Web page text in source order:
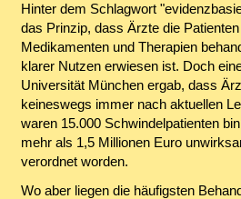
Hinter dem Schlagwort
das Prinzip, dass Ärzte die
Medikamenten und Therapien
klarer Nutzen erwiesen ist. Doch
Universität München ergab, dass
keineswegs immer nach aktuellen
waren 15.000 Schwindelpatienten
mehr als 1,5 Millionen Euro
verordnet worden.
Wo aber liegen die häufigsten